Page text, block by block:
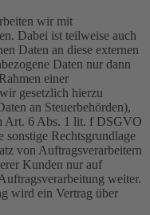
wir mit
Dabei ist teilweise auch
Daten an diese externen
Daten nur dann
einer
gesetzlich hierzu
an Steuerbehörden),
Art. 6 Abs. 1 lit. f DSGVO
sonstige Rechtsgrundlage
von Auftragsverarbeitern
Kunden nur auf
weiter.
wird ein Vertrag über